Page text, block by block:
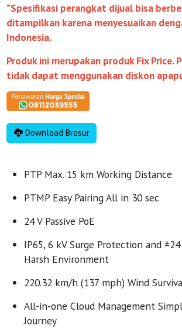
*Spesifikasi perangkat dijual bisa
ditampilkan karena menyesuaikan
Indonesia.
Produk ini merupakan produk Fix Price.
tidak dapat menggunakan diskon
Download Brosur
PTP Max. 15 km Working Distance
PTMP Easy Pairing All in 30 sec
24 V Passive PoE
IP65, 6 kV Surge Protection and
Harsh Environment
220.32 km/h (137 mph) Wind
All-in-one Cloud Management
Journey